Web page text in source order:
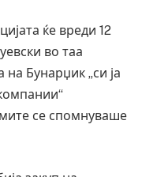
ќе вреди 12
во таа
Бунарџик „си ја
се спомнуваше
во нападот врз училиште